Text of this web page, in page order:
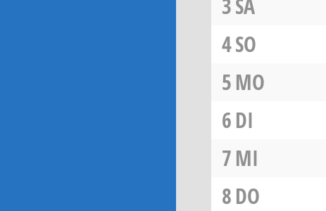
3SA
4SO
5MO
6DI
7MI
8DO